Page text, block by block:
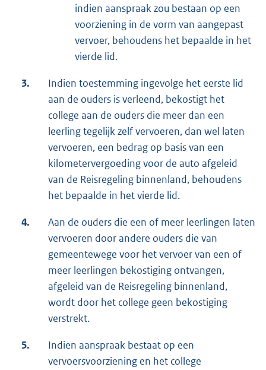
indien aanspraak zou bestaan op een
voorziening in de vorm van aangepast
vervoer, behoudens het bepaalde in het
vierde lid.
3.
Indien toestemming ingevolge het eerste lid
aan de ouders is verleend, bekostigt het
college aan de ouders die meer dan een
leerling tegelijk zelf vervoeren, dan wel laten
vervoeren, een bedrag op basis van een
kilometervergoeding voor de auto afgeleid
van de Reisregeling binnenland, behoudens
het bepaalde in het vierde lid.
4.
Aan de ouders die een of meer leerlingen laten
vervoeren door andere ouders die van
gemeentewege voor het vervoer van een of
meer leerlingen bekostiging ontvangen,
afgeleid van de Reisregeling binnenland,
wordt door het college geen bekostiging
verstrekt.
5.
Indien aanspraak bestaat op een
vervoersvoorziening en het college